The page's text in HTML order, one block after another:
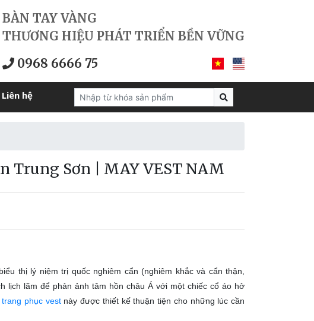
BÀN TAY VÀNG
THƯƠNG HIỆU PHÁT TRIỂN BỀN VỮNG
0968 6666 75
Liên hệ
Trung Sơn | MAY VEST NAM
thị lý niệm trị quốc nghiêm cẩn (nghiêm khắc và cẩn thận,
lịch lãm để phản ảnh tâm hồn châu Á với một chiếc cổ áo hở
trang phục vestnày được thiết kế thuận tiện cho những lúc cần